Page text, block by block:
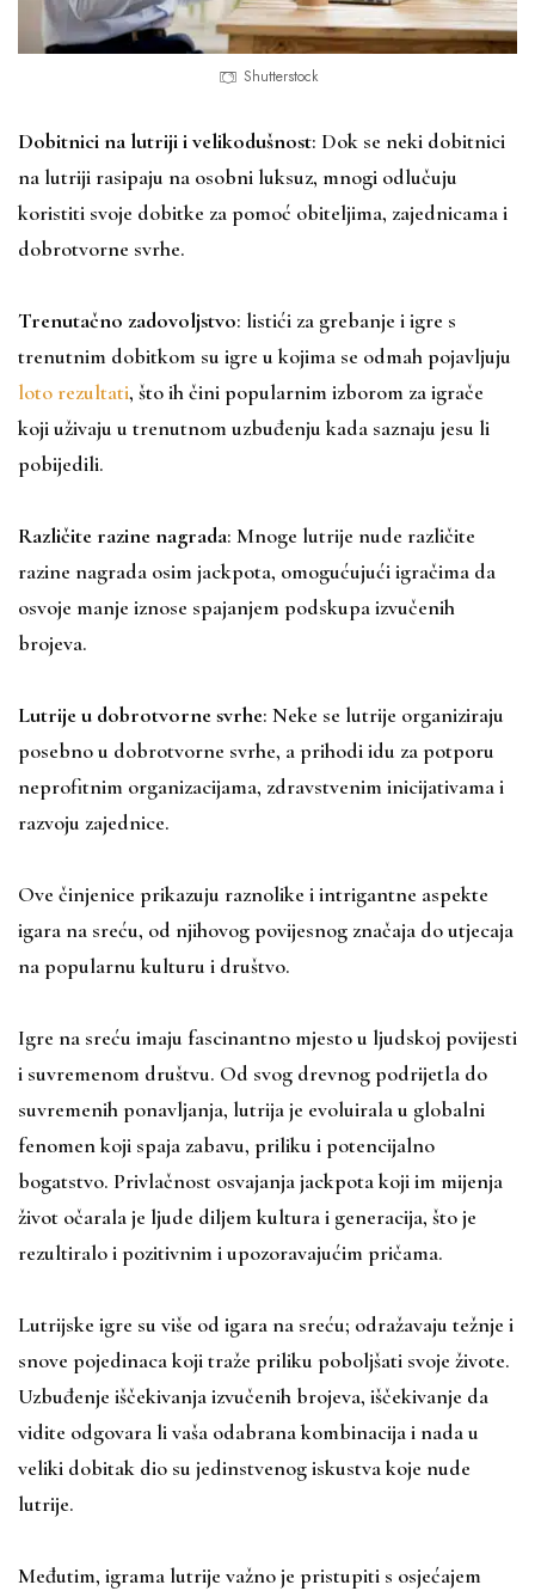
Shutterstock
Dobitnici na lutriji i velikodušnost: Dok se neki dobitnici
na lutriji rasipaju na osobni luksuz, mnogi odlučuju
koristiti svoje dobitke za pomoć obiteljima, zajednicama i
dobrotvorne svrhe.
Trenutačno zadovoljstvo: listići za grebanje i igre s
trenutnim dobitkom su igre u kojima se odmah pojavljuju
loto rezultati, što ih čini popularnim izborom za igrače
koji uživaju u trenutnom uzbuđenju kada saznaju jesu li
pobijedili.
Različite razine nagrada: Mnoge lutrije nude različite
razine nagrada osim jackpota, omogućujući igračima da
osvoje manje iznose spajanjem podskupa izvučenih
brojeva.
Lutrije u dobrotvorne svrhe: Neke se lutrije organiziraju
posebno u dobrotvorne svrhe, a prihodi idu za potporu
neprofitnim organizacijama, zdravstvenim inicijativama i
razvoju zajednice.
Ove činjenice prikazuju raznolike i intrigantne aspekte
igara na sreću, od njihovog povijesnog značaja do utjecaja
na popularnu kulturu i društvo.
Igre na sreću imaju fascinantno mjesto u ljudskoj povijesti
i suvremenom društvu. Od svog drevnog podrijetla do
suvremenih ponavljanja, lutrija je evoluirala u globalni
fenomen koji spaja zabavu, priliku i potencijalno
bogatstvo. Privlačnost osvajanja jackpota koji im mijenja
život očarala je ljude diljem kultura i generacija, što je
rezultiralo i pozitivnim i upozoravajućim pričama.
Lutrijske igre su više od igara na sreću; odražavaju težnje i
snove pojedinaca koji traže priliku poboljšati svoje živote.
Uzbuđenje iščekivanja izvučenih brojeva, iščekivanje da
vidite odgovara li vaša odabrana kombinacija i nada u
veliki dobitak dio su jedinstvenog iskustva koje nude
lutrije.
Međutim, igrama lutrije važno je pristupiti s osjećajem